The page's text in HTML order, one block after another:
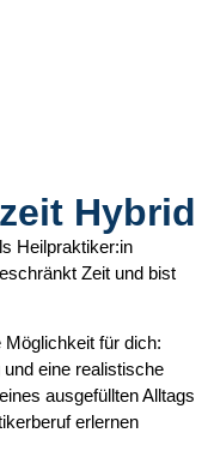
Hybrid
Heilpraktiker:in
Zeit und bist
Möglichkeit für dich:
eine realistische
ausgefüllten Alltags
erlernen